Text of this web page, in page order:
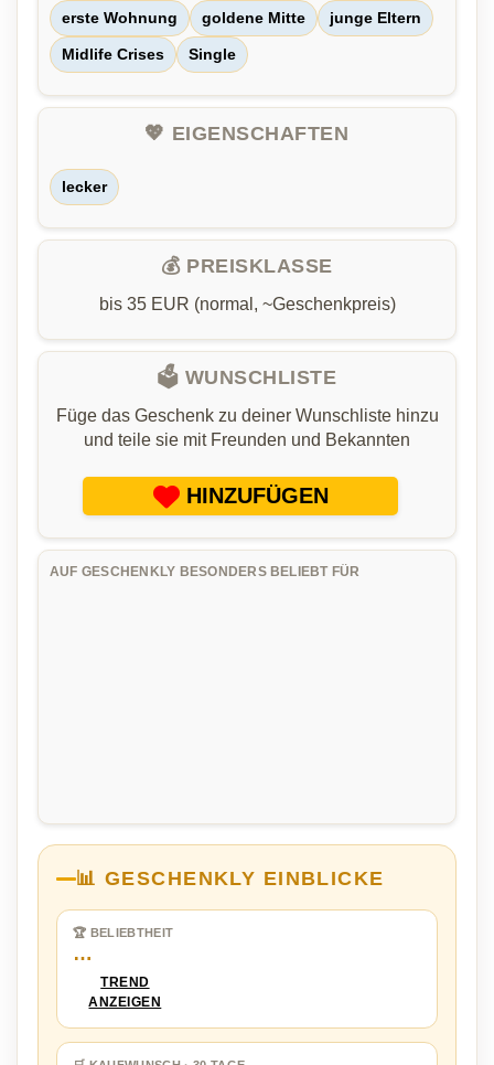
erste Wohnung goldene Mitte junge Eltern
Midlife Crises Single
💖 EIGENSCHAFTEN
lecker
💰 PREISKLASSE
bis 35 EUR (normal, ~Geschenkpreis)
🗳️ WUNSCHLISTE
Füge das Geschenk zu deiner Wunschliste hinzu
und teile sie mit Freunden und Bekannten
HINZUFÜGEN
AUF GESCHENKLY BESONDERS BELIEBT FÜR
📊 GESCHENKLY EINBLICKE
🏆 BELIEBTHEIT
…
TREND
ANZEIGEN